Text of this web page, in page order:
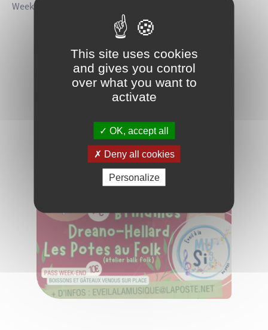
Week end de Musiques et de Danses à Ploërmel
This site uses cookies
and gives you control
over what you want to
activate
OK, accept all
Deny all cookies
Personalize